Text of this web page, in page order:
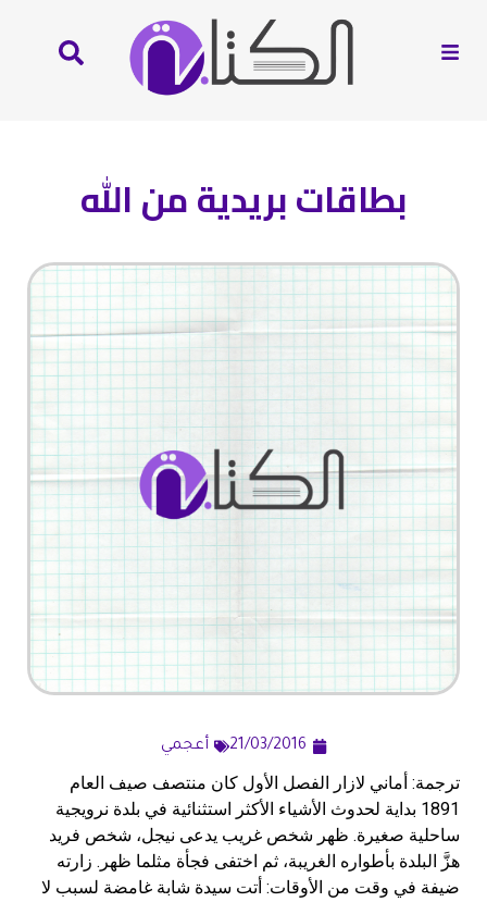
بطاقات بريدية من الله
21/03/2016 أعجمي
ترجمة: أماني لازار الفصل الأول كان منتصف صيف العام
1891 بداية لحدوث الأشياء الأكثر استثنائية في بلدة نرويجية
ساحلية صغيرة. ظهر شخص غريب يدعى نيجل، شخص فريد
هزَّ البلدة بأطواره الغريبة، ثم اختفى فجأة مثلما ظهر. زارته
ضيفة في وقت من الأوقات: أتت سيدة شابة غامضة لسبب لا